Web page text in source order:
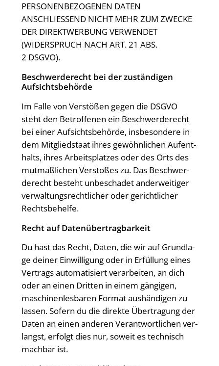
PERSONENBEZOGENEN DATEN
ANSCHLIESSEND NICHT MEHR ZUM ZWECKE
DER DIREKTWERBUNG VERWENDET
(WIDERSPRUCH NACH ART. 21 ABS.
2 DSGVO).
Beschwerde­recht bei der zustän­di­gen
Aufsichtsbehörde
Im Fal­le von Ver­stö­ßen gegen die DSGVO
steht den Betrof­fe­nen ein Beschwer­de­recht
bei einer Auf­sichts­be­hör­de, ins­be­son­de­re in
dem Mit­glied­staat ihres gewöhn­li­chen Auf­ent­
halts, ihres Arbeits­plat­zes oder des Orts des
mut­maß­li­chen Ver­sto­ßes zu. Das Beschwer­
de­recht besteht unbe­scha­det ander­wei­ti­ger
ver­wal­tungs­recht­li­cher oder gericht­li­cher
Rechtsbehelfe.
Recht auf Datenübertragbarkeit
Du hast das Recht, Daten, die wir auf Grund­la­
ge dei­ner Ein­wil­li­gung oder in Erfül­lung eines
Ver­trags auto­ma­ti­siert ver­ar­bei­ten, an dich
oder an einen Drit­ten in einem gän­gi­gen,
maschi­nen­les­ba­ren For­mat aus­hän­di­gen zu
las­sen. Sofern du die direk­te Über­tra­gung der
Daten an einen ande­ren Ver­ant­wort­li­chen ver­
langst, erfolgt dies nur, soweit es tech­nisch
mach­bar ist.